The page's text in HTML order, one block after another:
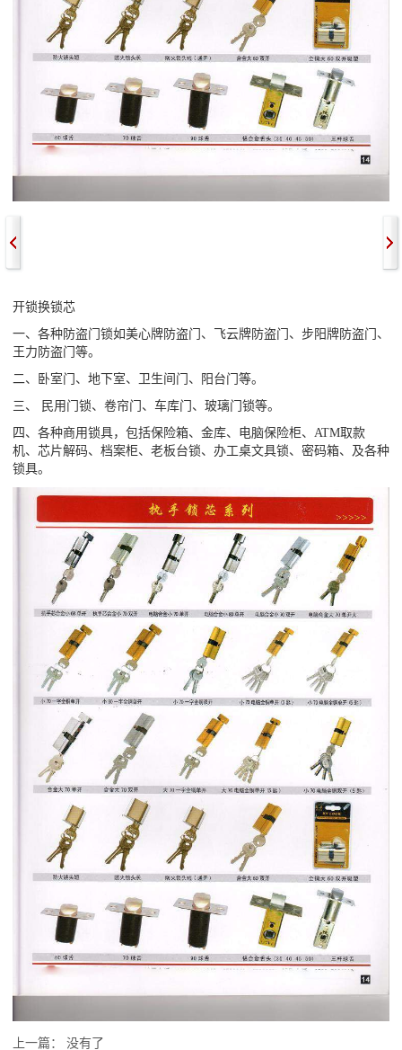
开锁换锁芯
一、各种防盗门锁如美心牌防盗门、飞云牌防盗门、步阳牌防盗门、
王力防盗门等。
二、卧室门、地下室、卫生间门、阳台门等。
三、 民用门锁、卷帘门、车库门、玻璃门锁等。
四、各种商用锁具，包括保险箱、金库、电脑保险柜、ATM取款
机、芯片解码、档案柜、老板台锁、办工桌文具锁、密码箱、及各种
锁具。
上一篇： 没有了